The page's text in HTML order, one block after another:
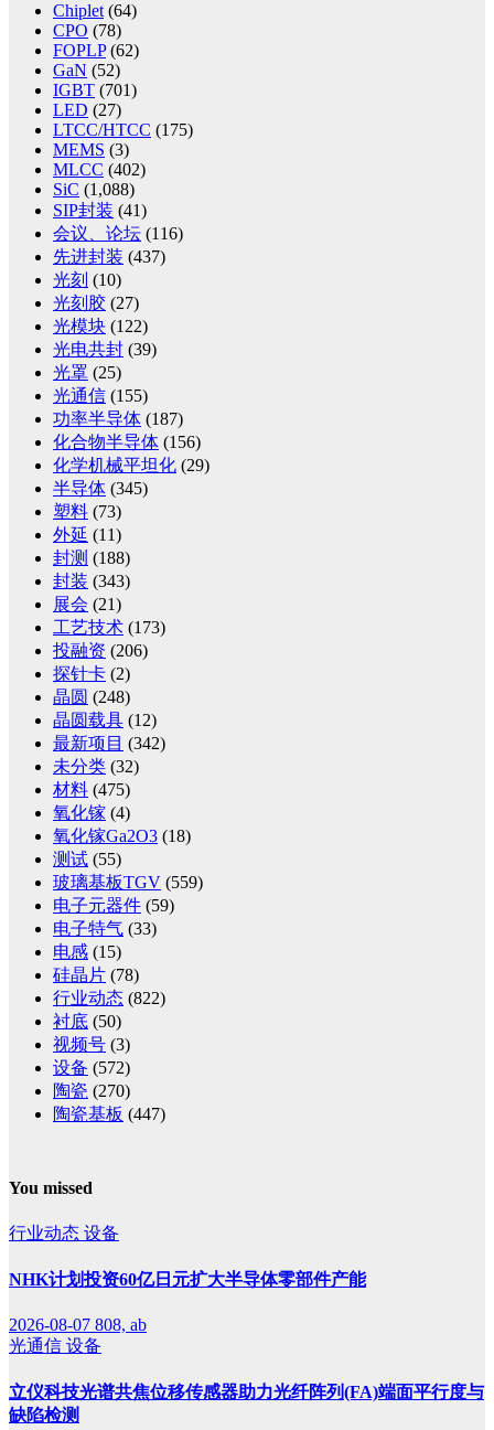
Chiplet (64)
CPO (78)
FOPLP(62)
GaN (52)
IGBT (701)
LED (27)
LTCC/HTCC (175)
MEMS (3)
MLCC (402)
SiC (1,088)
SIP封装 (41)
会议、论坛 (116)
先进封装 (437)
光刻 (10)
光刻胶 (27)
光模块 (122)
光电共封 (39)
光罩 (25)
光通信 (155)
功率半导体 (187)
化合物半导体 (156)
化学机械平坦化 (29)
半导体 (345)
塑料 (73)
外延 (11)
封测 (188)
封装 (343)
展会 (21)
工艺技术 (173)
投融资 (206)
探针卡 (2)
晶圆 (248)
晶圆载具 (12)
最新项目 (342)
未分类 (32)
材料 (475)
氧化镓 (4)
氧化镓Ga2O3 (18)
测试 (55)
玻璃基板TGV (559)
电子元器件 (59)
电子特气 (33)
电感 (15)
硅晶片 (78)
行业动态 (822)
衬底 (50)
视频号 (3)
设备 (572)
陶瓷 (270)
陶瓷基板 (447)
You missed
行业动态 设备
NHK计划投资60亿日元扩大半导体零部件产能
2026-08-07 808, ab
光通信 设备
立仪科技光谱共焦位移传感器助力光纤阵列(FA)端面平行度与
缺陷检测